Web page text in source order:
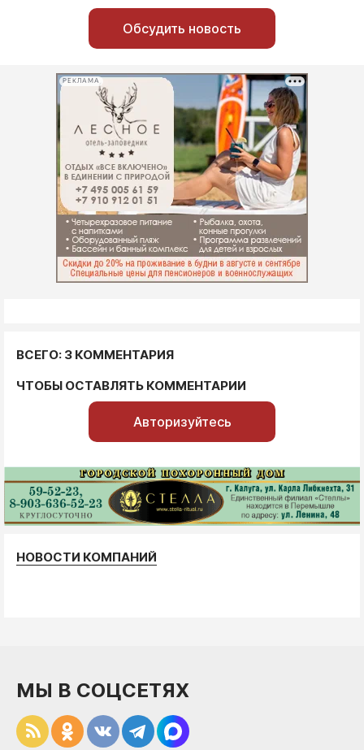
Обсудить новость
РЕКЛАМА
ВСЕГО: 3 КОММЕНТАРИЯ
ЧТОБЫ ОСТАВЛЯТЬ КОММЕНТАРИИ
Авторизуйтесь
НОВОСТИ КОМПАНИЙ
МЫ В СОЦСЕТЯХ